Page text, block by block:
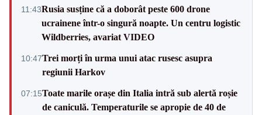
11:43Rusia susține că a doborât peste 600 drone
ucrainene într-o singură noapte. Un centru logistic
Wildberries, avariat VIDEO
10:47Trei morți în urma unui atac rusesc asupra
regiunii Harkov
07:15Toate marile orașe din Italia intră sub alertă roșie
de caniculă. Temperaturile se apropie de 40 de